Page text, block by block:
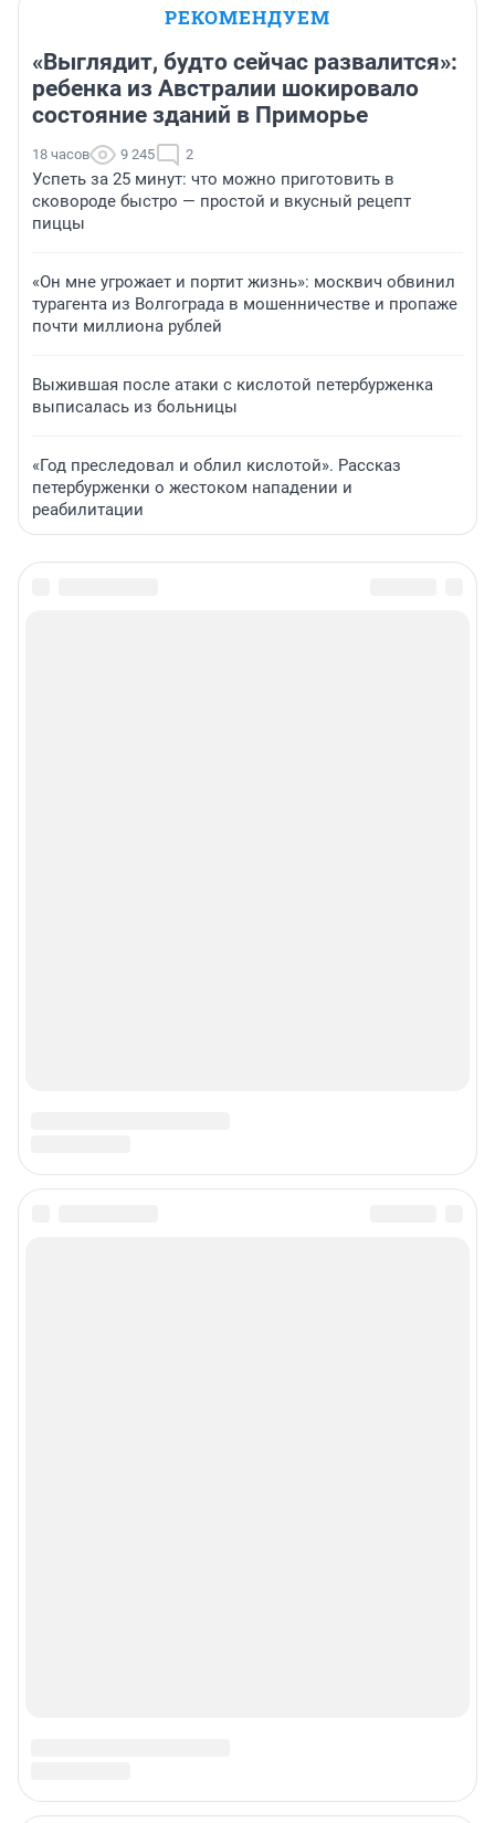
РЕКОМЕНДУЕМ
«Выглядит, будто сейчас развалится»:
ребенка из Австралии шокировало
состояние зданий в Приморье
18 часов 9 245 2
Успеть за 25 минут: что можно приготовить в
сковороде быстро — простой и вкусный рецепт
пиццы
«Он мне угрожает и портит жизнь»: москвич обвинил
турагента из Волгограда в мошенничестве и пропаже
почти миллиона рублей
Выжившая после атаки с кислотой петербурженка
выписалась из больницы
«Год преследовал и облил кислотой». Рассказ
петербурженки о жестоком нападении и
реабилитации